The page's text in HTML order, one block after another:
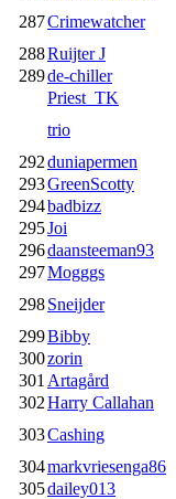
287Crimewatcher
288Ruijter J
289de-chiller
Priest_TK
trio
292duniapermen
293GreenScotty
294badbizz
295Joi
296daansteeman93
297Mogggs
298Sneijder
299Bibby
300zorin
301 Artagård
302Harry Callahan
303Cashing
304markvriesenga86
305dailey013